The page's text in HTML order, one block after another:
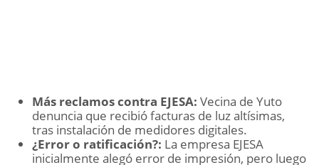
Más reclamos contra EJESA: Vecina de Yuto
denuncia que recibió facturas de luz altísimas,
tras instalación de medidores digitales.
¿Error o ratificación?: La empresa EJESA
inicialmente alegó error de impresión, pero luego